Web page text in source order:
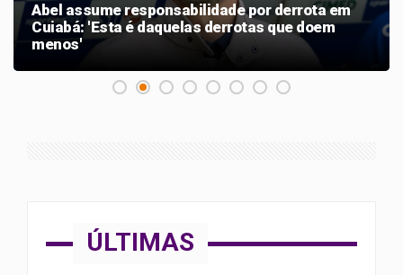
Abel assume responsabilidade por derrota em
Cuiabá: 'Esta é daquelas derrotas que doem
menos'
ÚLTIMAS